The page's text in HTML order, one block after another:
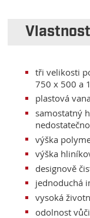
tři velikosti
750 x 500 a
plastová
samostatný
výška
výška
designově
jednoduchá
vysoká
odolnost